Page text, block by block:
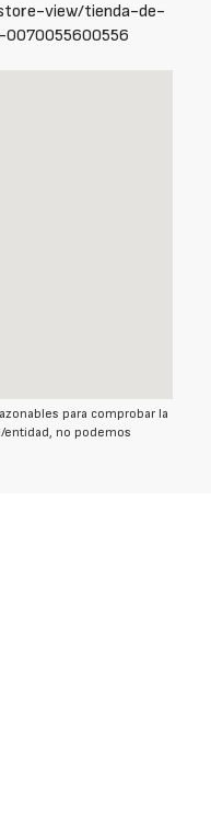
view/tienda-de-
para comprobar la
entidad, no podemos